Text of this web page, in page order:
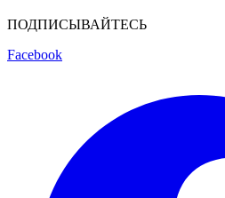
ПОДПИСЫВАЙТЕСЬ
Facebook